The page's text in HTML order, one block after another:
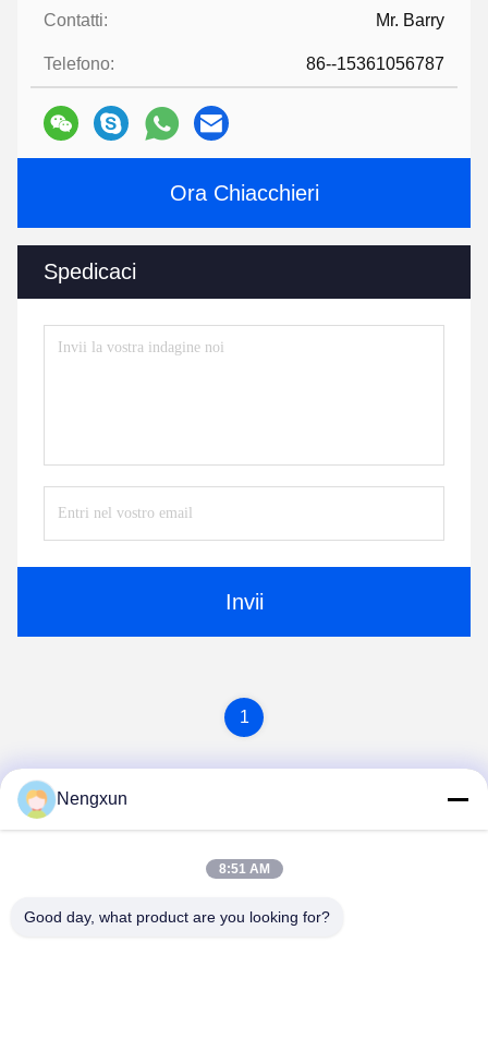
Contatti: Mr. Barry
Telefono: 86--15361056787
Ora Chiacchieri
Spedicaci
Invii
1
Nengxun Communication Technology Co.,Ltd.
Nengxun
8:51 AM
Good day, what product are you looking for?